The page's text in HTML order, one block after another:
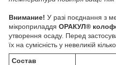
Внимание! У разі поєднання з
мікроприладдя ОРАКУЛ®
утворення осаду. Перед
їх на сумісність у невеликій
Cостав